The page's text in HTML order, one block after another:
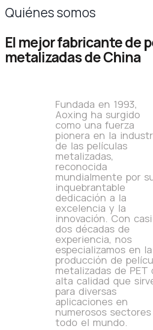
Quiénes somos
El mejor fabricante de
metalizadas de China
Fundada en 1993,
Aoxing ha surgido
como una fuerza
pionera en la
de las películas
metalizadas,
reconocida
mundialmente por
inquebrantable
dedicación a la
excelencia y la
innovación. Con casi
dos décadas de
experiencia, nos
especializamos en la
producción de
metalizadas de PET
alta calidad que
para diversas
aplicaciones en
numerosos
todo el mundo.